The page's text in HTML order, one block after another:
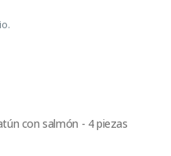
con salmón - 4 piezas